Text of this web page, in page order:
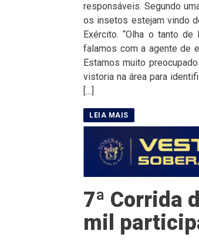
responsáveis. Segundo
os insetos estejam vindo
Exército. “Olha o tanto
falamos com a agente de
Estamos muito
vistoria na área para
[…]
7ª Corrida
mil